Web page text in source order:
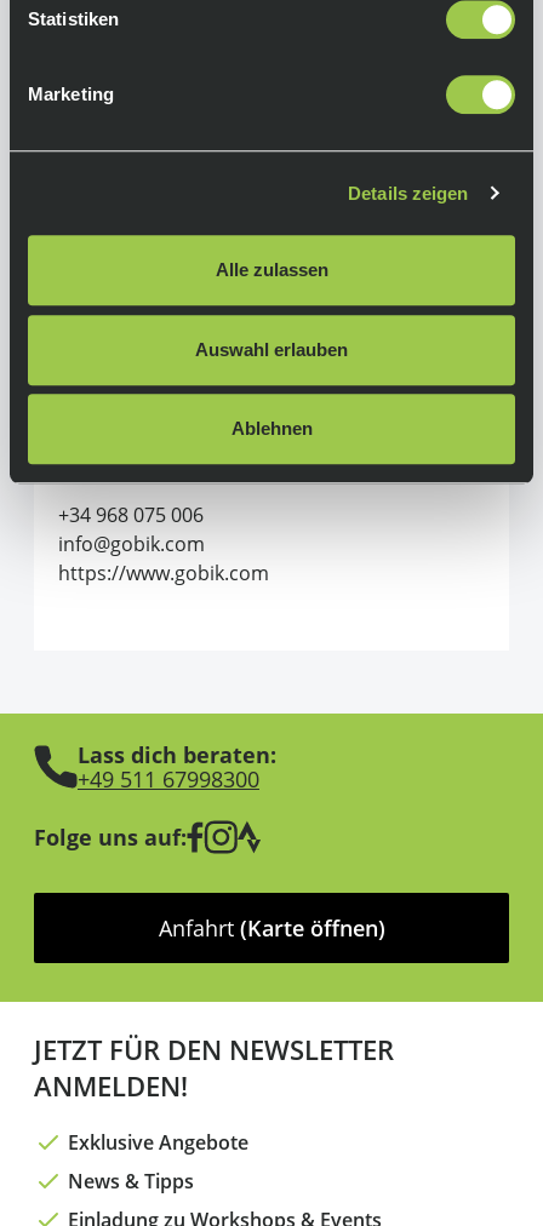
Statistiken
Marketing
Details zeigen
Alle zulassen
Auswahl erlauben
Ablehnen
Material:
Músico Azorín Torregrosa 12
30510, Yecla, MURCIA
+34 968 075 006
info@gobik.com
https://www.gobik.com
Lass dich beraten:
+49 511 67998300
Folge uns auf:
Anfahrt (Karte öffnen)
JETZT FÜR DEN NEWSLETTER
ANMELDEN!
Exklusive Angebote
News & Tipps
Einladung zu Workshops & Events